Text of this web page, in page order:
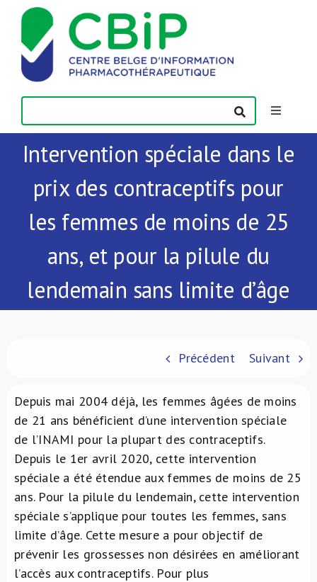
Passer
contenu
Toggle
Actualités
Publications
Contact
Intervention spéciale dans le
prix des contraceptifs pour
les femmes de moins de 25
ans, et pour la pilule du
lendemain sans limite d’âge
Précédent Suivant
Depuis mai 2004 déjà, les femmes âgées de moins
de 21 ans bénéficient d’une intervention spéciale
de l’INAMI pour la plupart des contraceptifs.
Depuis le 1er avril 2020, cette intervention
spéciale a été étendue aux femmes de moins de 25
ans. Pour la pilule du lendemain, cette intervention
spéciale s’applique pour toutes les femmes, sans
limite d’âge. Cette mesure a pour objectif de
prévenir les grossesses non désirées en améliorant
l’accès aux contraceptifs. Pour plus